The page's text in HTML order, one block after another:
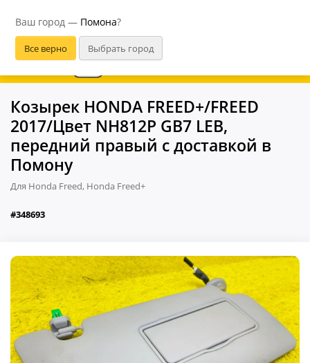
Ваш город — Помона?
В приложении удобнее
Козырек HONDA FREED+/FREED
2017/Цвет NH812P GB7 LEB,
передний правый с доставкой в
Помону
Для Honda Freed, Honda Freed+
#348693